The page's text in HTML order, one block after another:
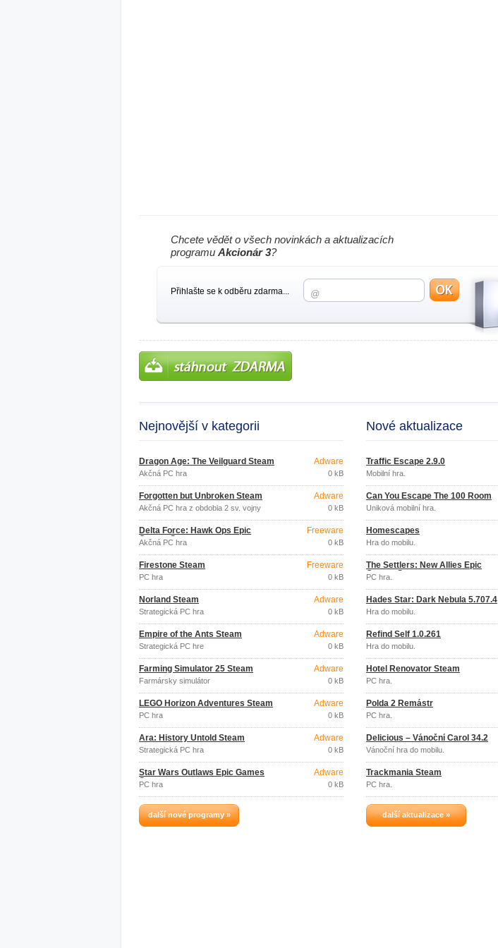
Chcete vědět o všech novinkách a aktualizacích
programu Akcionár 3?
Přihlašte se k odběru zdarma...
Nejnovější v kategorii
Dragon Age: The Veilguard Steam
Akčná PC hra
Adware
0 kB
Forgotten but Unbroken Steam
Akčná PC hra z obdobia 2 sv. vojny
Adware
0 kB
Delta Force: Hawk Ops Epic
Games Store
Akčná PC hra
Freeware
0 kB
Firestone Steam
PC hra
Freeware
0 kB
Norland Steam
Strategická PC hra
Adware
0 kB
Empire of the Ants Steam
Strategická PC hre
Adware
0 kB
Farming Simulator 25 Steam
Farmársky simulátor
Adware
0 kB
LEGO Horizon Adventures Steam
PC hra
Adware
0 kB
Ara: History Untold Steam
Strategická PC hra
Adware
0 kB
Star Wars Outlaws Epic Games
Store
PC hra
Adware
0 kB
další nové programy »
Nové aktualizace
Traffic Escape 2.9.0
Mobilní hra.
Can You Escape The 100 Room
Úniková mobilní hra.
Homescapes
Hra do mobilu.
The Settlers: New Allies Epic
Games Store
PC hra.
Hades Star: Dark Nebula 5.707.4
Hra do mobilu.
Refind Self 1.0.261
Hra do mobilu.
Hotel Renovator Steam
PC hra.
Polda 2 Remástr
PC hra.
Delicious – Vánoční Carol 34.2
Vánoční hra do mobilu.
Trackmania Steam
PC hra.
další aktualizace »